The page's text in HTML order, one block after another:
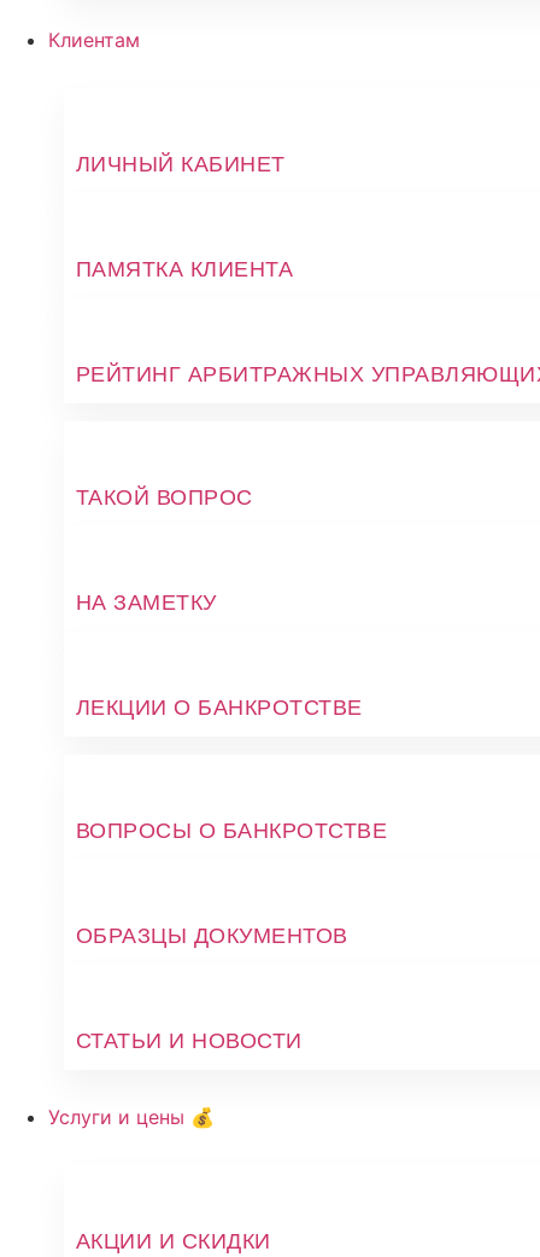
Клиентам
ЛИЧНЫЙ КАБИНЕТ
ПАМЯТКА КЛИЕНТА
РЕЙТИНГ АРБИТРАЖНЫХ
ТАКОЙ ВОПРОС
НА ЗАМЕТКУ
ЛЕКЦИИ О БАНКРОТСТВЕ
ВОПРОСЫ О БАНКРОТСТВЕ
ОБРАЗЦЫ ДОКУМЕНТОВ
СТАТЬИ И НОВОСТИ
Услуги и цены 💰
АКЦИИ И СКИДКИ